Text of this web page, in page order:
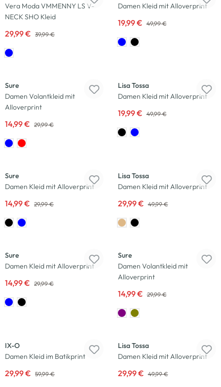
Vera Moda VMMENNY LS V-
NECK SHO Kleid
29,99 € 39,99 €
Damen Kleid mit Alloverprint
19,99 € 49,99 €
Sure
Damen Volantkleid mit
Alloverprint
14,99 € 29,99 €
Lisa Tossa
Damen Kleid mit Alloverprint
19,99 € 49,99 €
Sure
Damen Kleid mit Alloverprint
14,99 € 29,99 €
Lisa Tossa
Damen Kleid mit Alloverprint
29,99 € 49,99 €
Sure
Damen Kleid mit Alloverprint
14,99 € 29,99 €
Sure
Damen Volantkleid mit
Alloverprint
14,99 € 29,99 €
IX-O
Damen Kleid im Batikprint
29,99 € 59,99 €
Lisa Tossa
Damen Kleid mit Alloverprint
29,99 € 49,99 €